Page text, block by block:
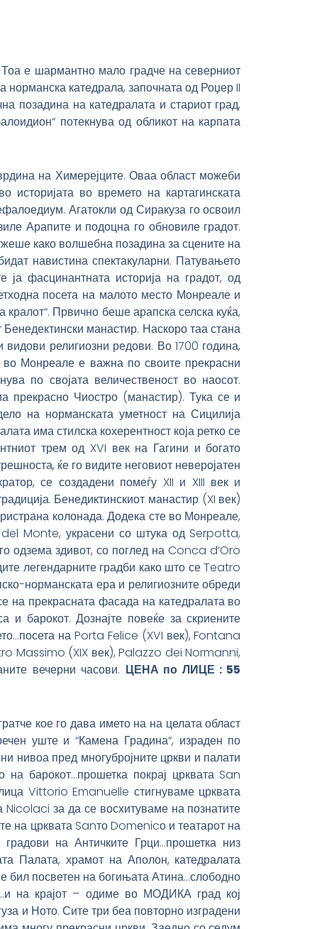
е шармантно мало градче на северниот
катедрала, започната од Роџер II
позадина на катедралата и стариот град,
потекнува од обликот на карпата
на Химерејците. Оваа област можеби
во времето на картагинската
Агатокли од Сиракуза го освоил
Арапите и подоцна го обновиле градот.
како волшебна позадина за сцените на
навистина спектакуларни. Патувањето
фасцинантната историја на градот, од
посета на малото место Монреале и
Првично беше арапска селска куќа,
Бенедектински манастир. Наскоро таа стана
религиозни редови. Во 1700 година,
во Монреале е важна по своите прекрасни
по својата величественост во наосот.
прекрасно Чиостро (манастир). Тука се и
на норманската уметност на Сицилија
има стилска кохерентност која ретко се
трем од XVI век на Гагини и богато
ќе го видите неговиот неверојатен
се создадени помеѓу XII и XIII век и
Бенедиктинскиот манастир (XI век)
колонада. Додека сте во Монреале,
del Monte, украсени со штука од Serpotta,
одзема здивот, со поглед на Conca d’Oro
легендарните градби како што се Teatro
норманската ера и религиозните обреди
на прекрасната фасада на катедралата во
и барокот. Дознајте повеќе за скриените
на Porta Felice (XVI век), Fontana
Massimo (XIX век), Palazzo dei Normanni,
вечерни часови. ЦЕНА по ЛИЦЕ : 55
кое го дава името на на целата област
уште и “Камена Градина“, израден по
нивоа пред многубројните цркви и палати
барокот…прошетка покрај црквата San
Vittorio Emanuelle стигнуваме црквата
за да се восхитуваме на познатите
на црквата Sanто Domеnicо и театарот на
на Античките Грци…прошетка низ
Палата, храмот на Аполон, катедралата
бил посветен на богињата Атина…слободно
на крајот – одиме во МОДИКА град кој
и Ното. Сите три беа повторно изградени